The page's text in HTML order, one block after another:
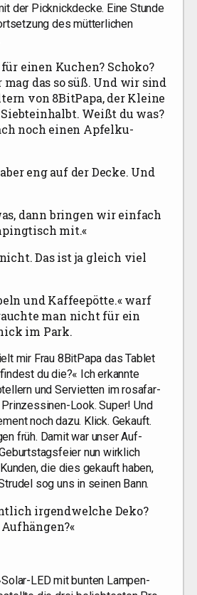
der Pick­nick­de­cke. Eine Stun­de
des müt­ter­li­chen
einen Kuchen? Scho­ko?
das so süß. Und wir sind
von 8BitPapa, der Klei­ne
Weißt du was?
noch einen Apfel­ku­
eng auf der Decke. Und
dann brin­gen wir ein­fach
mit.«
Das ist ja gleich viel
und Kaf­fee­pöt­te.« warf
man nicht für ein
im Park.
mir Frau 8BitPapa das Tablet
du die?« Ich erkann­te
und Ser­vi­et­ten im rosa­far­
Look. Super! Und
noch dazu. Klick. Gekauft.
früh. Damit war unser Auf­
nun wirk­lich
die dies gekauft haben,
sog uns in sei­nen Bann.
irgend­wel­che Deko?
LED mit bun­ten Lam­pen­